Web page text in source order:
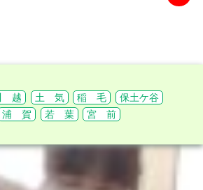
越 土 気 稲 毛
保土ケ谷
浦 賀 若 葉
宮 前